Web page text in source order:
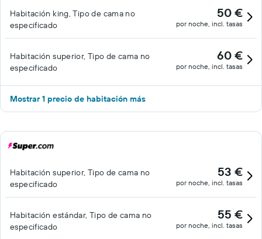
Habitación king, Tipo de cama no
especificado
50 €
por noche, incl. tasas
Habitación superior, Tipo de cama no
especificado
60 €
por noche, incl. tasas
Mostrar 1 precio de habitación más
Habitación superior, Tipo de cama no
especificado
53 €
por noche, incl. tasas
Habitación estándar, Tipo de cama no
especificado
55 €
por noche, incl. tasas